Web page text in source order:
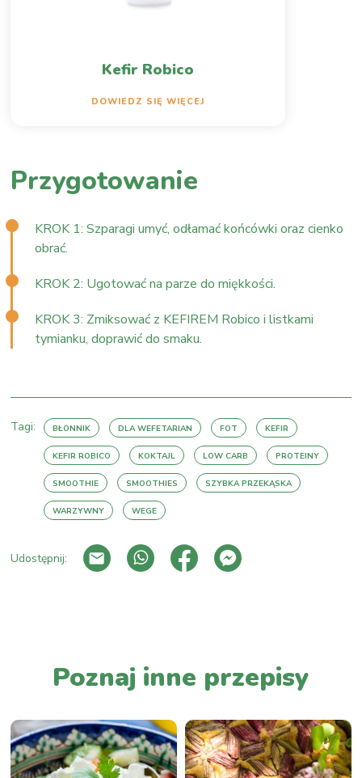
Kefir Robico
DOWIEDZ SIĘ WIĘCEJ
Przygotowanie
KROK 1: Szparagi umyć, odłamać końcówki oraz cienko
obrać.
KROK 2: Ugotować na parze do miękkości.
KROK 3: Zmiksować z KEFIREM Robico i listkami
tymianku, doprawić do smaku.
Tagi: BŁONNIK DLA WEFETARIAN FOT KEFIR
KEFIR ROBICO KOKTAJL LOW CARB PROTEINY
SMOOTHIE SMOOTHIES SZYBKA PRZEKĄSKA
WARZYWNY WEGE
Udostępnij:
Poznaj inne przepisy